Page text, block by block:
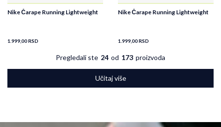
Nike Čarape Running Lightweight
1.999,00RSD
Nike Čarape Running Lightweight
1.999,00RSD
Pregledali ste 24 od 173 proizvoda
Učitaj više